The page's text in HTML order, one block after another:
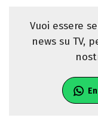
Vuoi essere
news su TV,